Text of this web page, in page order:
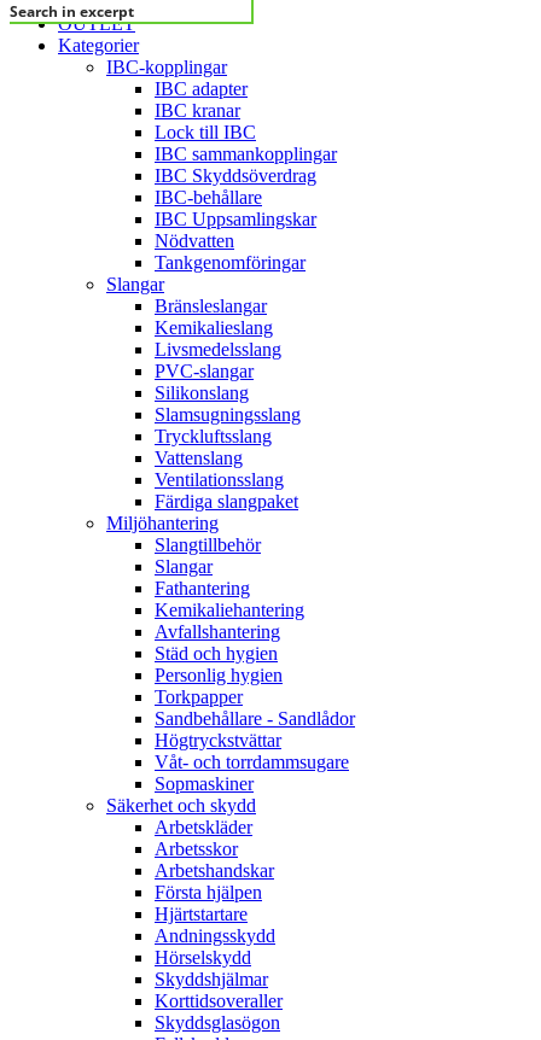
Search in excerpt
OUTLET
Kategorier
IBC-kopplingar
IBC adapter
IBC kranar
Lock till IBC
IBC sammankopplingar
IBC Skyddsöverdrag
IBC-behållare
IBC Uppsamlingskar
Nödvatten
Tankgenomföringar
Slangar
Bränsleslangar
Kemikalieslang
Livsmedelsslang
PVC-slangar
Silikonslang
Slamsugningsslang
Tryckluftsslang
Vattenslang
Ventilationsslang
Färdiga slangpaket
Miljöhantering
Slangtillbehör
Slangar
Fathantering
Kemikaliehantering
Avfallshantering
Städ och hygien
Personlig hygien
Torkpapper
Sandbehållare - Sandlådor
Högtryckstvättar
Våt- och torrdammsugare
Sopmaskiner
Säkerhet och skydd
Arbetskläder
Arbetsskor
Arbetshandskar
Första hjälpen
Hjärtstartare
Andningsskydd
Hörselskydd
Skyddshjälmar
Korttidsoveraller
Skyddsglasögon